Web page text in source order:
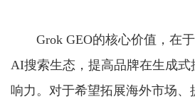
Grok GEO的核心价值，在于
AI搜索生态，提高品牌在生成式
响力。对于希望拓展海外市场、